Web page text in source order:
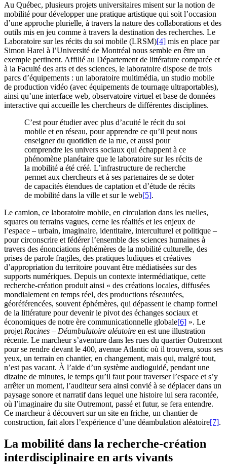
Au Québec, plusieurs projets universitaires misent sur la notion de
mobilité pour développer une pratique artistique qui soit l’occasion
d’une approche plurielle, à travers la nature des collaborations et des
outils mis en jeu comme à travers la destination des recherches. Le
Laboratoire sur les récits du soi mobile (LRSM)[4] mis en place par
Simon Harel à l’Université de Montréal nous semble en être un
exemple pertinent. Affilié au Département de littérature comparée et
à la Faculté des arts et des sciences, le laboratoire dispose de trois
parcs d’équipements : un laboratoire multimédia, un studio mobile
de production vidéo (avec équipements de tournage ultraportables),
ainsi qu’une interface web, observatoire virtuel et base de données
interactive qui accueille les chercheurs de différentes disciplines.
C’est pour étudier avec plus d’acuité le récit du soi
mobile et en réseau, pour apprendre ce qu’il peut nous
enseigner du quotidien de la rue, et aussi pour
comprendre les univers sociaux qui échappent à ce
phénomène planétaire que le laboratoire sur les récits de
la mobilité a été créé. L’infrastructure de recherche
permet aux chercheurs et à ses partenaires de se doter
de capacités étendues de captation et d’étude de récits
de mobilité dans la ville et sur le web[5].
Le camion, ce laboratoire mobile, en circulation dans les ruelles,
squares ou terrains vagues, cerne les réalités et les enjeux de
l’espace – urbain, imaginaire, identitaire, interculturel et politique –
pour circonscrire et fédérer l’ensemble des sciences humaines à
travers des énonciations éphémères de la mobilité culturelle, des
prises de parole fragiles, des pratiques ludiques et créatives
d’appropriation du territoire pouvant être médiatisées sur des
supports numériques. Depuis un contexte intermédiatique, cette
recherche-création produit ainsi « des créations locales, diffusées
mondialement en temps réel, des productions réseautées,
géoréférencées, souvent éphémères, qui dépassent le champ formel
de la littérature pour devenir le pivot des échanges sociaux et
économiques de notre ère communicationnelle globale[6] ». Le
projet Racines – Déambulatoire aléatoire en est une illustration
récente. Le marcheur s’aventure dans les rues du quartier Outremont
pour se rendre devant le 400, avenue Atlantic où il trouvera, sous ses
yeux, un terrain en chantier, en changement, mais qui, malgré tout,
n’est pas vacant. À l’aide d’un système audioguidé, pendant une
dizaine de minutes, le temps qu’il faut pour traverser l’espace et s’y
arrêter un moment, l’auditeur sera ainsi convié à se déplacer dans un
paysage sonore et narratif dans lequel une histoire lui sera racontée,
où l’imaginaire du site Outremont, passé et futur, se fera entendre.
Ce marcheur à découvert sur un site en friche, un chantier de
construction, fait alors l’expérience d’une déambulation aléatoire[7].
La mobilité dans la recherche-création
interdisciplinaire en arts vivants